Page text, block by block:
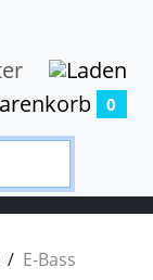
0
E-Bass